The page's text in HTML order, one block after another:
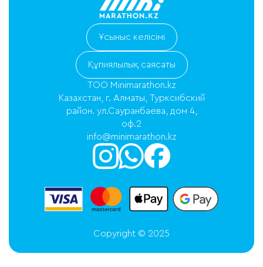
Ұсыныс келісімі
Құпиялылық саясаты
ТОО Minimarathon.kz
Казахстан, г. Алматы, Турксибский
район. ул.Сауранбаева, дом 4,
оф.2
info@minimarathon.kz
Copyright © 2025